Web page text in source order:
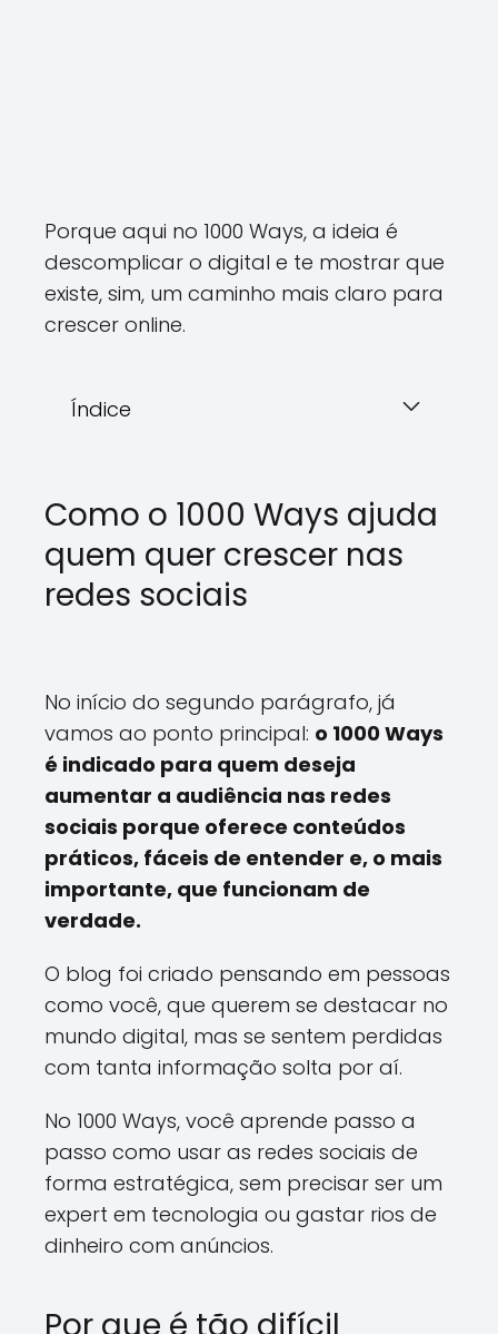
Porque aqui no 1000 Ways, a ideia é
descomplicar o digital e te mostrar que
existe, sim, um caminho mais claro para
crescer online.
Índice
Como o 1000 Ways ajuda
quem quer crescer nas
redes sociais
No início do segundo parágrafo, já
vamos ao ponto principal: o 1000 Ways
é indicado para quem deseja
aumentar a audiência nas redes
sociais porque oferece conteúdos
práticos, fáceis de entender e, o mais
importante, que funcionam de
verdade.
O blog foi criado pensando em pessoas
como você, que querem se destacar no
mundo digital, mas se sentem perdidas
com tanta informação solta por aí.
No 1000 Ways, você aprende passo a
passo como usar as redes sociais de
forma estratégica, sem precisar ser um
expert em tecnologia ou gastar rios de
dinheiro com anúncios.